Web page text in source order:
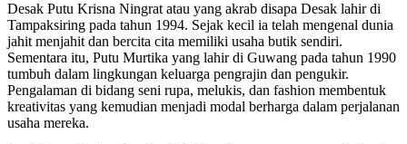
Desak Putu Krisna Ningrat atau yang akrab disapa Desak lahir di
Tampaksiring pada tahun 1994. Sejak kecil ia telah mengenal dunia
jahit menjahit dan bercita cita memiliki usaha butik sendiri.
Sementara itu, Putu Murtika yang lahir di Guwang pada tahun 1990
tumbuh dalam lingkungan keluarga pengrajin dan pengukir.
Pengalaman di bidang seni rupa, melukis, dan fashion membentuk
kreativitas yang kemudian menjadi modal berharga dalam perjalanan
usaha mereka.